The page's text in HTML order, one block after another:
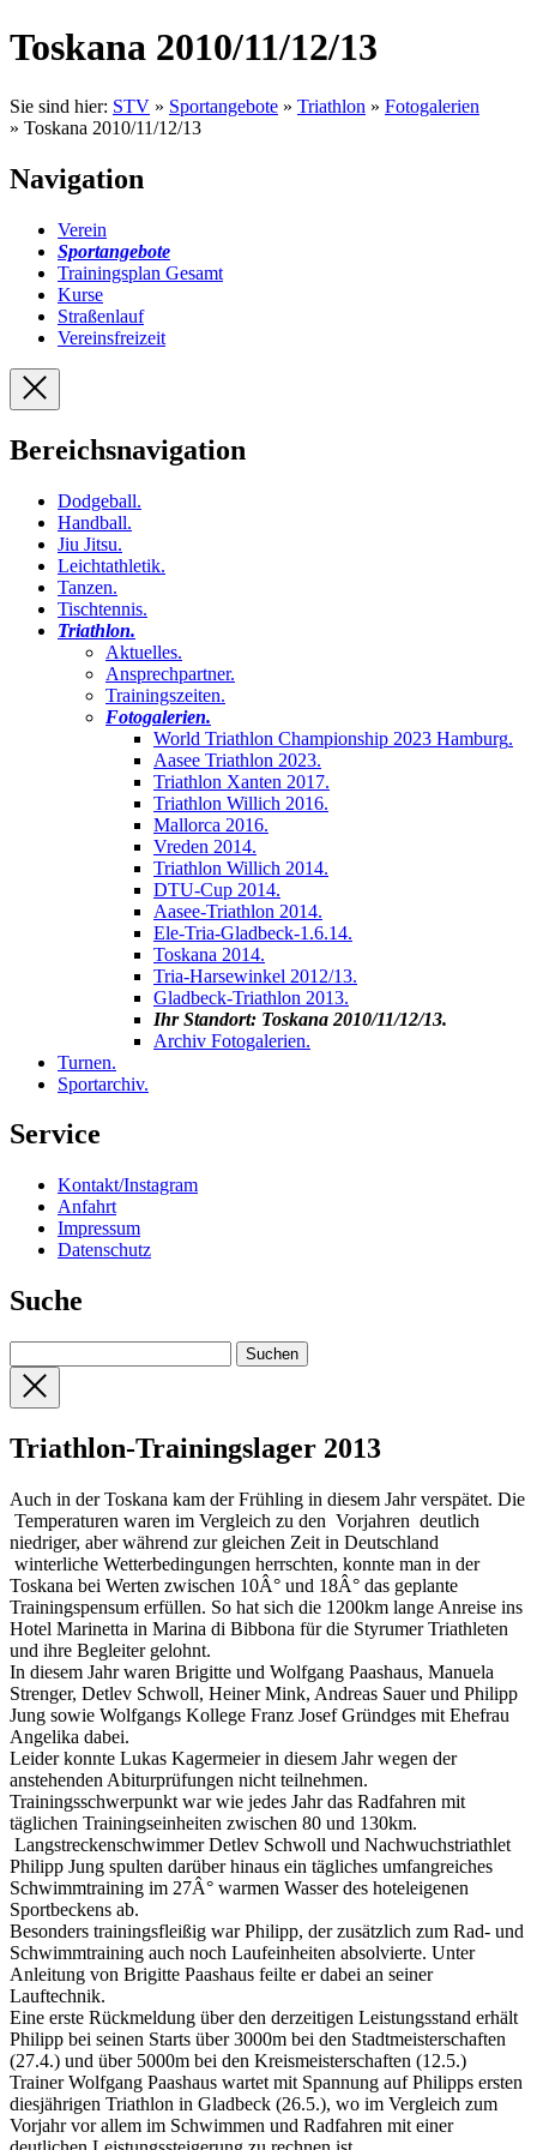
Toskana 2010/11/12/13
Sie sind hier: STV » Sportangebote » Triathlon » Fotogalerien
» Toskana 2010/11/12/13
Navigation
Verein
Sportangebote
Trainingsplan Gesamt
Kurse
Straßenlauf
Vereinsfreizeit
Bereichsnavigation
Dodgeball.
Handball.
Jiu Jitsu.
Leichtathletik.
Tanzen.
Tischtennis.
Triathlon.
Aktuelles.
Ansprechpartner.
Trainingszeiten.
Fotogalerien.
World Triathlon Championship 2023 Hamburg.
Aasee Triathlon 2023.
Triathlon Xanten 2017.
Triathlon Willich 2016.
Mallorca 2016.
Vreden 2014.
Triathlon Willich 2014.
DTU-Cup 2014.
Aasee-Triathlon 2014.
Ele-Tria-Gladbeck-1.6.14.
Toskana 2014.
Tria-Harsewinkel 2012/13.
Gladbeck-Triathlon 2013.
Ihr Standort: Toskana 2010/11/12/13.
Archiv Fotogalerien.
Turnen.
Sportarchiv.
Service
Kontakt/Instagram
Anfahrt
Impressum
Datenschutz
Suche
Triathlon-Trainingslager 2013
Auch in der Toskana kam der Frühling in diesem Jahr verspätet. Die
Temperaturen waren im Vergleich zu den Vorjahren deutlich
niedriger, aber während zur gleichen Zeit in Deutschland
winterliche Wetterbedingungen herrschten, konnte man in der
Toskana bei Werten zwischen 10Â° und 18Â° das geplante
Trainingspensum erfüllen. So hat sich die 1200km lange Anreise ins
Hotel Marinetta in Marina di Bibbona für die Styrumer Triathleten
und ihre Begleiter gelohnt.
In diesem Jahr waren Brigitte und Wolfgang Paashaus, Manuela
Strenger, Detlev Schwoll, Heiner Mink, Andreas Sauer und Philipp
Jung sowie Wolfgangs Kollege Franz Josef Gründges mit Ehefrau
Angelika dabei.
Leider konnte Lukas Kagermeier in diesem Jahr wegen der
anstehenden Abiturprüfungen nicht teilnehmen.
Trainingsschwerpunkt war wie jedes Jahr das Radfahren mit
täglichen Trainingseinheiten zwischen 80 und 130km.
Langstreckenschwimmer Detlev Schwoll und Nachwuchstriathlet
Philipp Jung spulten darüber hinaus ein tägliches umfangreiches
Schwimmtraining im 27Â° warmen Wasser des hoteleigenen
Sportbeckens ab.
Besonders trainingsfleißig war Philipp, der zusätzlich zum Rad- und
Schwimmtraining auch noch Laufeinheiten absolvierte. Unter
Anleitung von Brigitte Paashaus feilte er dabei an seiner
Lauftechnik.
Eine erste Rückmeldung über den derzeitigen Leistungsstand erhält
Philipp bei seinen Starts über 3000m bei den Stadtmeisterschaften
(27.4.) und über 5000m bei den Kreismeisterschaften (12.5.)
Trainer Wolfgang Paashaus wartet mit Spannung auf Philipps ersten
diesjährigen Triathlon in Gladbeck (26.5.), wo im Vergleich zum
Vorjahr vor allem im Schwimmen und Radfahren mit einer